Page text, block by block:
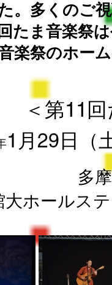
。多くのご
たま音楽祭
楽祭のホー
1月29日（
多
大ホールス
＜第11